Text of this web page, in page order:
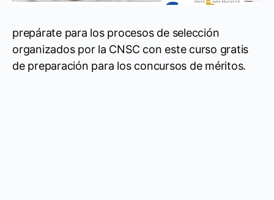
prepárate para los procesos de selección
organizados por la CNSC con este curso gratis
de preparación para los concursos de méritos.